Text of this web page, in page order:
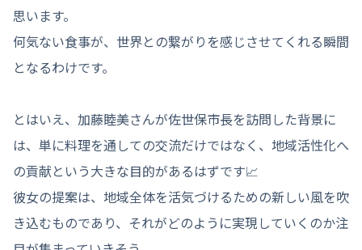
思います。
何気ない食事が、世界との繋がりを感じさせてくれる瞬間
となるわけです。
とはいえ、加藤睦美さんが佐世保市長を訪問した背景に
は、単に料理を通しての交流だけではなく、地域活性化へ
の貢献という大きな目的があるはずです📈
彼女の提案は、地域全体を活気づけるための新しい風を吹
き込むものであり、それがどのように実現していくのか注